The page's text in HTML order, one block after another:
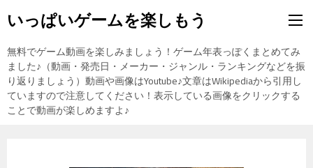
いっぱいゲームを楽しもう
無料でゲーム動画を楽しみましょう！ゲーム年表っぽくまとめてみ
ました♪（動画・発売日・メーカー・ジャンル・ランキングなどを振
り返りましょう）動画や画像はYoutube♪文章はWikipediaから引用し
ていますので注意してください！表示している画像をクリックする
ことで動画が楽しめますよ♪